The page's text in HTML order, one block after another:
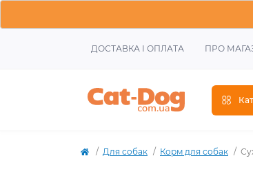
ДОСТАВКА І ОПЛАТА ПРО
Для собак Корм для собак